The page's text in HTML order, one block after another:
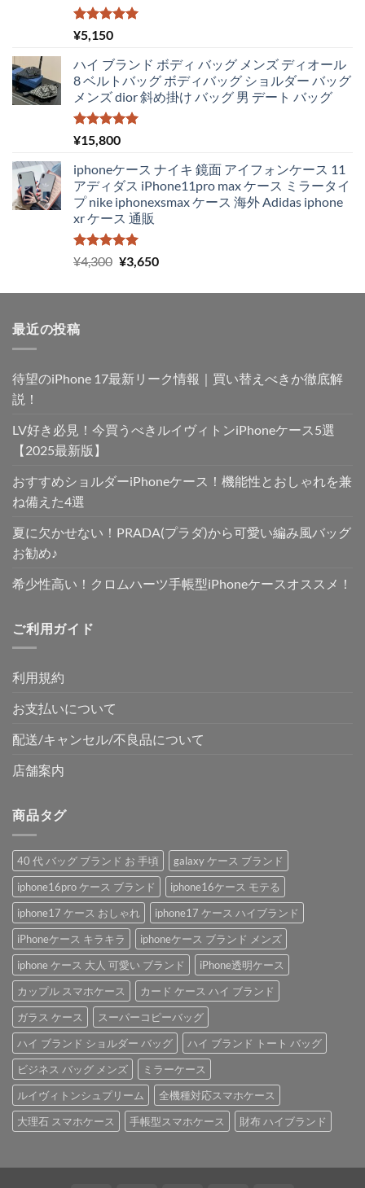
5段階中
5.00
¥5,150
ハイ ブランド ボディ バッグ メンズ ディオール
8 ベルトバッグ ボディバッグ ショルダー バッグ
メンズ dior 斜め掛け バッグ 男 デート バッグ
5段階中
5.00の評価
¥15,800
iphoneケース ナイキ 鏡面 アイフォンケース 11
アディダス iPhone11pro max ケース ミラータイ
プ nike iphonexsmax ケース 海外 Adidas iphone
xr ケース 通販
5段階中
5.00
の評価
¥4,300 元
価
し
¥3,650現
の
で
最近の投稿
待望のiPhone 17最新リーク情報｜買い替えべきか徹底解
説！
LV好き必見！今買うべきルイヴィトンiPhoneケース5選
【2025最新版】
おすすめショルダーiPhoneケース！機能性とおしゃれを兼
ね備えた4選
夏に欠かせない！PRADA(プラダ)から可愛い編み風バッグ
お勧め♪
希少性高い！クロムハーツ手帳型iPhoneケースオススメ！
ご利用ガイド
利用規約
お支払いについて
配送/キャンセル/不良品について
店舗案内
商品タグ
40 代 バッグ ブランド お 手頃
galaxy ケース ブランド
iphone16pro ケース ブランド
iphone16ケース モテる
iphone17 ケース おしゃれ
iphone17 ケース ハイブランド
iPhoneケース キラキラ
iphoneケース ブランド メンズ
iphone ケース 大人 可愛い ブランド
iPhone透明ケース
カップル スマホケース
カード ケース ハイ ブランド
ガラス ケース
スーパーコピーバッグ
ハイ ブランド ショルダー バッグ
ハイ ブランド トート バッグ
ビジネス バッグ メンズ
ミラーケース
ルイヴィトンシュプリーム
全機種対応スマホケース
大理石 スマホケース
手帳型スマホケース 財布 ハイブランド